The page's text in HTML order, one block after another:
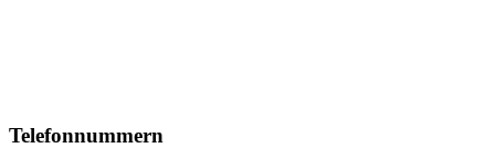
Telefonnummern